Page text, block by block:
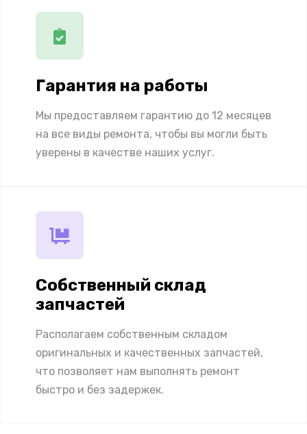
Гарантия на работы
Мы предоставляем гарантию до 12 месяцев
на все виды ремонта, чтобы вы могли быть
уверены в качестве наших услуг.
Собственный склад
запчастей
Располагаем собственным складом
оригинальных и качественных запчастей,
что позволяет нам выполнять ремонт
быстро и без задержек.